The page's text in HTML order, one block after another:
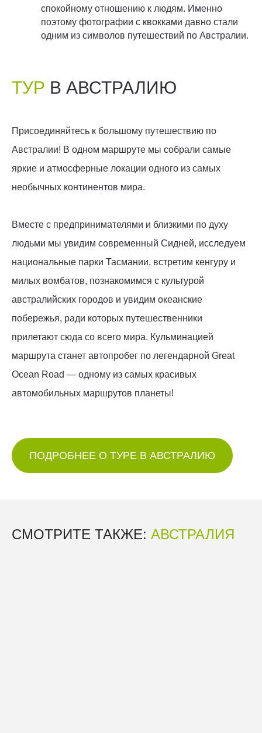
спокойному отношению к людям. Именно
поэтому фотографии с квокками давно стали
одним из символов путешествий по Австралии.
ТУР В АВСТРАЛИЮ
Присоединяйтесь к большому путешествию по
Австралии! В одном маршруте мы собрали самые
яркие и атмосферные локации одного из самых
необычных континентов мира.
Вместе с предпринимателями и близкими по духу
людьми мы увидим современный Сидней, исследуем
национальные парки Тасмании, встретим кенгуру и
милых вомбатов, познакомимся с культурой
австралийских городов и увидим океанские
побережья, ради которых путешественники
прилетают сюда со всего мира. Кульминацией
маршрута станет автопробег по легендарной Great
Ocean Road — одному из самых красивых
автомобильных маршрутов планеты!
ПОДРОБНЕЕ О ТУРЕ В АВСТРАЛИЮ
СМОТРИТЕ ТАКЖЕ: АВСТРАЛИЯ